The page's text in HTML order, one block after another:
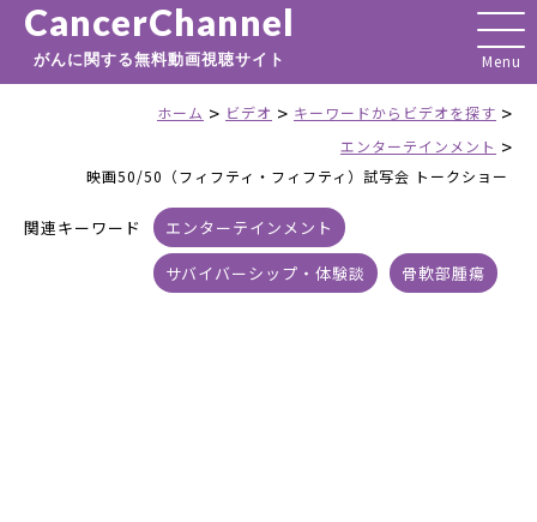
CancerChannel
がんに関する無料動画視聴サイト
ホーム > ビデオ > キーワードからビデオを探す >
エンターテインメント >
映画50/50（フィフティ・フィフティ）試写会 トークショー
関連キーワード
エンターテインメント
サバイバーシップ・体験談
骨軟部腫瘍